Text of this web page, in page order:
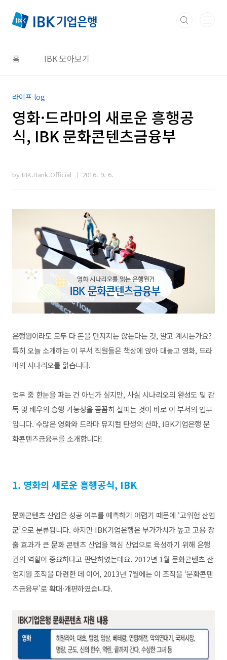
홈 IBK 모아보기
라이프 log
영화·드라마의 새로운 흥행공
식, IBK 문화콘텐츠금융부
by IBK.Bank.Official 2016. 9. 6.
은행원이라도 모두 다 돈을 만지지는 않는다는 것, 알고 계시는가요?
특히 오늘 소개하는 이 부서 직원들은 책상에 앉아 대놓고 영화, 드라
마의 시나리오를 읽습니다.
업무 중 한눈을 파는 건 아닌가 싶지만, 사실 시나리오의 완성도 및 감
독 및 배우의 흥행 가능성을 꼼꼼히 살피는 것이 바로 이 부서의 업무
입니다. 수많은 영화와 드라마 뮤지컬 탄생의 산파, IBK기업은행 문
화콘텐츠금융부를 소개합니다!
1. 영화의 새로운 흥행공식, IBK
문화콘텐츠 산업은 성공 여부를 예측하기 어렵기 때문에 ‘고위험 산업
군’으로 분류됩니다. 하지만 IBK기업은행은 부가가치가 높고 고용 창
출 효과가 큰 문화 콘텐츠 산업을 핵심 산업으로 육성하기 위해 은행
권의 역할이 중요하다고 판단하였는데요. 2012년 1월 문화콘텐츠 산
업지원 조직을 마련한 데 이어, 2013년 7월에는 이 조직을 ‘문화콘텐
츠금융부’로 확대·개편하였습니다.